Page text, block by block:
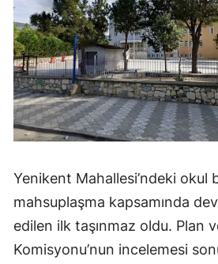
Yenikent Mahallesi’ndeki okul
mahsuplaşma kapsamında
edilen ilk taşınmaz oldu. Plan
Komisyonu’nun incelemesi